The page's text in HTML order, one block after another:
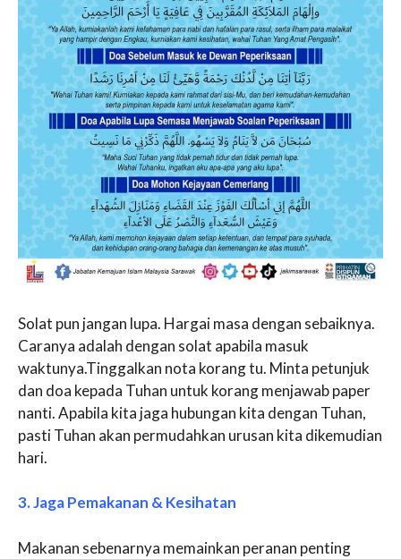
Solat pun jangan lupa. Hargai masa dengan sebaiknya.
Caranya adalah dengan solat apabila masuk
waktunya.Tinggalkan nota korang tu. Minta petunjuk
dan doa kepada Tuhan untuk korang menjawab paper
nanti. Apabila kita jaga hubungan kita dengan Tuhan,
pasti Tuhan akan permudahkan urusan kita dikemudian
hari.
3. Jaga Pemakanan & Kesihatan
Makanan sebenarnya memainkan peranan penting